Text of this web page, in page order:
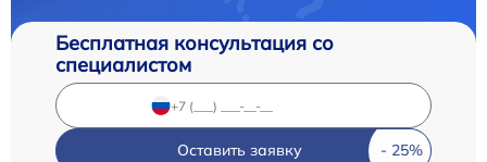
Бесплатная консультация со
специалистом
Оставить заявку